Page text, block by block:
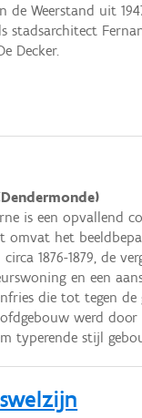
de Weerstand uit
stadsarchitect
Decker.
is een opvallend
omvat het
1876-1879, de
en een
die tot tegen de
werd door
typerende stijl